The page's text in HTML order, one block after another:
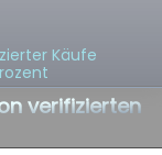
Käufe
verifizierten